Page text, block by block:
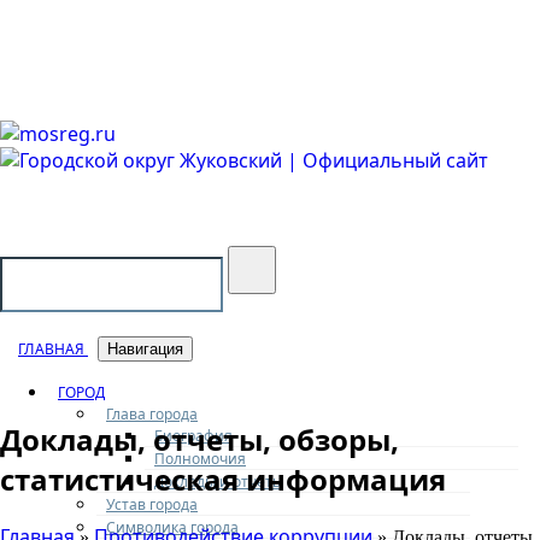
ГЛАВНАЯ Навигация
ГОРОД
Глава города
Биография
Полномочия
Доклады и отчеты
Устав города
Символика города
Доклады, отчеты, обзоры,
статистическая информация